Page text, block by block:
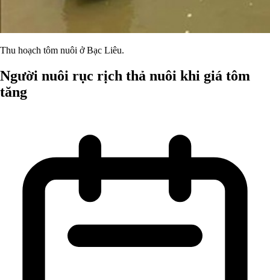
Thu hoạch tôm nuôi ở Bạc Liêu.
Người nuôi rục rịch thả nuôi khi giá tôm
tăng